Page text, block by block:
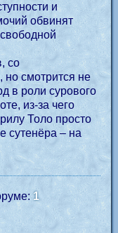
и
обвинят
со
смотрится не
в роли сурового
из-за чего
Толо просто
сутенёра – на
1